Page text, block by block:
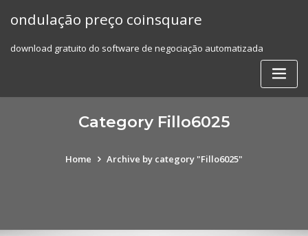
ondulação preço coinsquare
download gratuito do software de negociação automatizada
Category Fillo6025
Home Archive by category "Fillo6025"